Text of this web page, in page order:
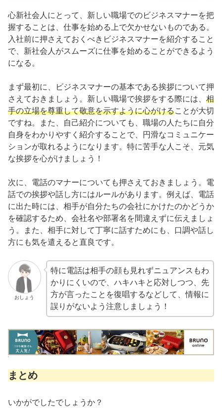
心新社会人にとって、新しい職場でのビジネスマナーを把
握することは、仕事を始める上で欠かせないものである。
入社前に押さえておくべきビジネスマナーを紹介すること
で、新社会人がスムーズに仕事を始めることができるよう
になる。
まず最初に、ビジネスマナーの基本である挨拶について押
さえておきましょう。新しい職場で挨拶をする際には、 相
手の立場を尊重して敬意を示すように心がけることが大切
ですね。また、自己紹介についても、職場の人たちに自分
自身をわかりやすく紹介することで、円滑なコミュニケー
ションが取れるようになります。特に苦手な人こそ、元気
な挨拶を心がけましょう！
次に、電話のマナーについても押さえておきましょう。電
話での挨拶や話し方にはルールがあります。例えば、電話
に出た時には、相手が自分たちの会社にかけたのかどうか
を確認するため、会社名や部署名を間違えずに伝えましょ
う。また、相手に対して丁寧に話すためにも、口調や話し
方にも気を遣えると直良です。
おしょう
特に電話は相手の顔も見れずニュアンスもわ
かりにくいので、ハキハキと応対しつつ、先
方が言ったことを復唱するなどして、情報に
誤りがないよう注意しましょう！
まとめ
いかがでしたでしょうか？